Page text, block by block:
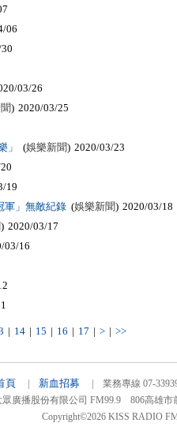
06
03/26
) 2020/03/25
」
(娛樂新聞) 2020/03/23
19
軍」無敵紀錄 (娛樂新聞) 2020/03/18
) 2020/03/17
03/16
| 14| 15 | 16 | 17 | >| >>
頁 新血招募 | 業務專線 07-
廣播股份有限公司 FM99.9 806高雄市
Copyright©2026 KISS RADIO